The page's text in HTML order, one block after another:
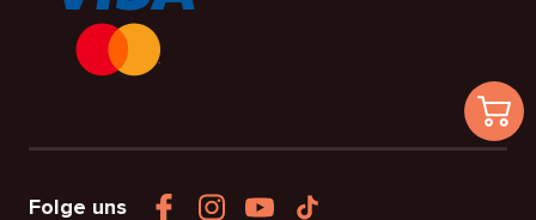
Folge uns